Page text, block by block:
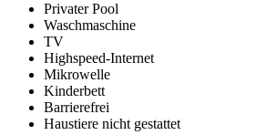
Privater Pool
Waschmaschine
TV
Highspeed-Internet
Mikrowelle
Kinderbett
Barrierefrei
Haustiere nicht gestattet